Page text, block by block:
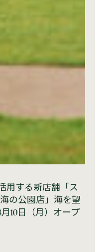
用する新店舗「ス
の公園店」海を望
10日（月）オープ